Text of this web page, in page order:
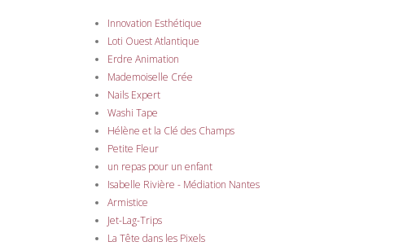
Innovation Esthétique
Loti Ouest Atlantique
Erdre Animation
Mademoiselle Crée
Nails Expert
Washi Tape
Hélène et la Clé des Champs
Petite Fleur
un repas pour un enfant
Isabelle Rivière - Médiation Nantes
Armistice
Jet-Lag-Trips
La Tête dans les Pixels